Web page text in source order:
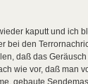
kaputt und ich
bei den
daß das
wie vor, daß man